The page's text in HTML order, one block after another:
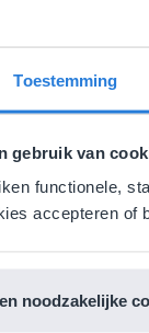
Toestemming
gebruik van
functionele,
accepteren of
noodzakelijke
Les 11
Deze
Gezien